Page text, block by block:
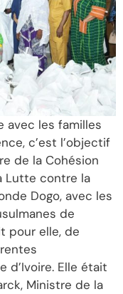
avec les familles
c’est l’objectif
de la Cohésion
Lutte contre la
Dogo, avec les
de
pour elle, de
d’Ivoire. Elle était
Ministre de la